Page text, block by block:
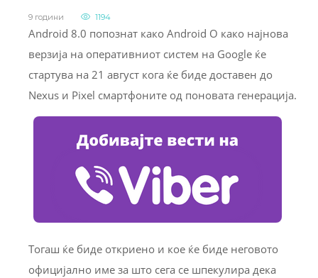
9 години 1194
Android 8.0 попознат како Android O како најнова
верзија на оперативниот систем на Google ќе
стартува на 21 август кога ќе биде доставен до
Nexus и Pixel смартфоните од поновата генерација.
Тогаш ќе биде откриено и кое ќе биде неговото
официјално име за што сега се шпекулира дека